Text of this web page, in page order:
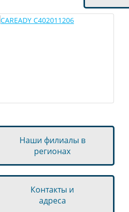
Запчасти китайских авто
Запчасти для ТО
Бренды запчастей
Наши филиалы в
регионах
Контакты и
адреса